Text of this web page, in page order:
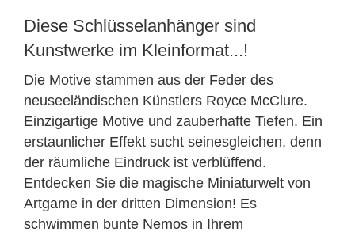
Diese Schlüsselanhänger sind
Kunstwerke im Kleinformat...!
Die Motive stammen aus der Feder des
neuseeländischen Künstlers Royce McClure.
Einzigartige Motive und zauberhafte Tiefen. Ein
erstaunlicher Effekt sucht seinesgleichen, denn
der räumliche Eindruck ist verblüffend.
Entdecken Sie die magische Miniaturwelt von
Artgame in der dritten Dimension! Es
schwimmen bunte Nemos in Ihrem